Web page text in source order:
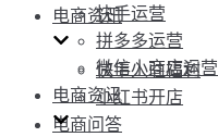
电商资讯
快手入驻福利
小红书开店
电商问答
快手运营
拼多多运营
微信小商店运营
电商资讯